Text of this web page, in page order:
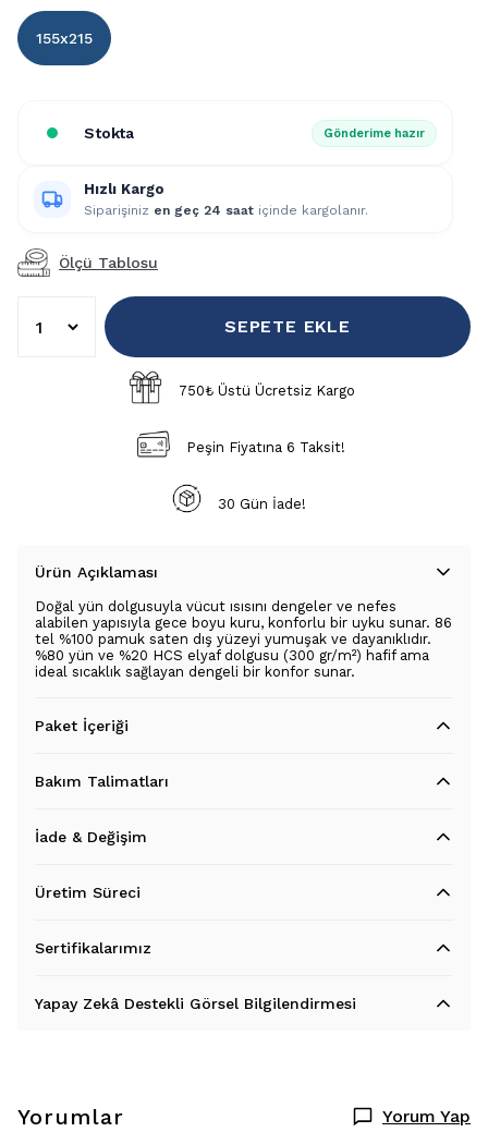
155x215
Stokta Gönderime hazır
Hızlı Kargo
Siparişiniz en geç 24 saat içinde kargolanır.
Ölçü Tablosu
SEPETE EKLE
750₺ Üstü Ücretsiz Kargo
Peşin Fiyatına 6 Taksit!
30 Gün İade!
Ürün Açıklaması
Doğal yün dolgusuyla vücut ısısını dengeler ve nefes
alabilen yapısıyla gece boyu kuru, konforlu bir uyku sunar. 86
tel %100 pamuk saten dış yüzeyi yumuşak ve dayanıklıdır.
%80 yün ve %20 HCS elyaf dolgusu (300 gr/m²) hafif ama
ideal sıcaklık sağlayan dengeli bir konfor sunar.
Paket İçeriği
Bakım Talimatları
İade & Değişim
Üretim Süreci
Sertifikalarımız
Yapay Zekâ Destekli Görsel Bilgilendirmesi
Yorumlar Yorum Yap